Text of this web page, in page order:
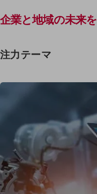
自動化・省電化
業種・業態で探すTOP
教育
モビリティ
製造・建設業
企業と地域の未来
注力テーマ